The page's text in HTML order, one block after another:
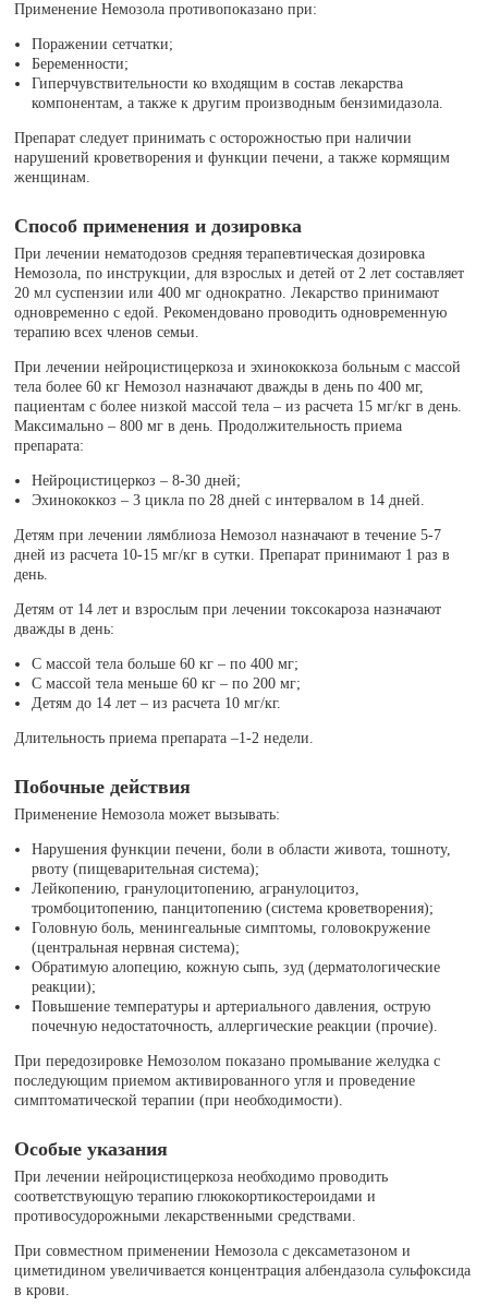
Применение Немозола противопоказано при:
Поражении сетчатки;
Беременности;
Гиперчувствительности ко входящим в состав лекарства
компонентам, а также к другим производным бензимидазола.
Препарат следует принимать с осторожностью при наличии
нарушений кроветворения и функции печени, а также кормящим
женщинам.
Способ применения и дозировка
При лечении нематодозов средняя терапевтическая дозировка
Немозола, по инструкции, для взрослых и детей от 2 лет составляет
20 мл суспензии или 400 мг однократно. Лекарство принимают
одновременно с едой. Рекомендовано проводить одновременную
терапию всех членов семьи.
При лечении нейроцистицеркоза и эхинококкоза больным с массой
тела более 60 кг Немозол назначают дважды в день по 400 мг,
пациентам с более низкой массой тела – из расчета 15 мг/кг в день.
Максимально – 800 мг в день. Продолжительность приема
препарата:
Нейроцистицеркоз – 8-30 дней;
Эхинококкоз – 3 цикла по 28 дней с интервалом в 14 дней.
Детям при лечении лямблиоза Немозол назначают в течение 5-7
дней из расчета 10-15 мг/кг в сутки. Препарат принимают 1 раз в
день.
Детям от 14 лет и взрослым при лечении токсокароза назначают
дважды в день:
С массой тела больше 60 кг – по 400 мг;
С массой тела меньше 60 кг – по 200 мг;
Детям до 14 лет – из расчета 10 мг/кг.
Длительность приема препарата –1-2 недели.
Побочные действия
Применение Немозола может вызывать:
Нарушения функции печени, боли в области живота, тошноту,
рвоту (пищеварительная система);
Лейкопению, гранулоцитопению, агранулоцитоз,
тромбоцитопению, панцитопению (система кроветворения);
Головную боль, менингеальные симптомы, головокружение
(центральная нервная система);
Обратимую алопецию, кожную сыпь, зуд (дерматологические
реакции);
Повышение температуры и артериального давления, острую
почечную недостаточность, аллергические реакции (прочие).
При передозировке Немозолом показано промывание желудка с
последующим приемом активированного угля и проведение
симптоматической терапии (при необходимости).
Особые указания
При лечении нейроцистицеркоза необходимо проводить
соответствующую терапию глюкокортикостероидами и
противосудорожными лекарственными средствами.
При совместном применении Немозола с дексаметазоном и
циметидином увеличивается концентрация албендазола сульфоксида
в крови.